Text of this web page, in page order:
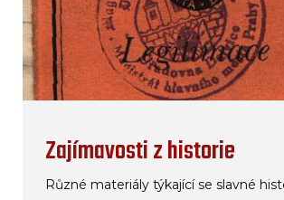
Zajímavosti z historie
Různé materiály týkající se slavné